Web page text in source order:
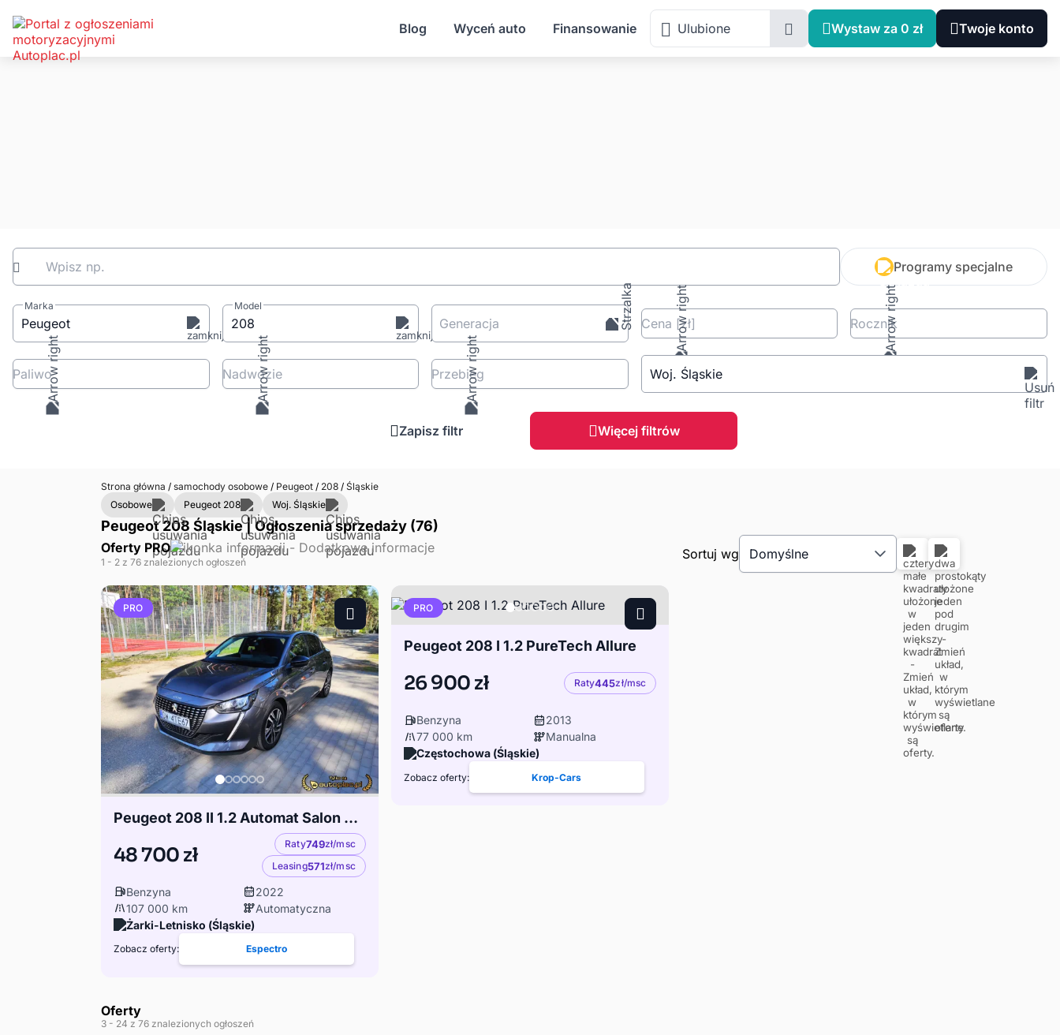
Blog Wyceń auto Finansowanie Ulubione Wystaw za 0 zł Twoje konto
Wpisz np. Programy specjalne
Marka
Peugeot
Model
208 Generacja Cena [zł] Rocznik
Paliwo Nadwozie Przebieg Woj. Śląskie
Zapisz filtr Więcej filtrów
Strona główna /samochody osobowe /Peugeot /208 /Śląskie
Osobowe
Peugeot 208 Woj. Śląskie
Peugeot 208 Śląskie | Ogłoszenia sprzedaży (76)
Oferty PRO
1 - 2 z 76 znalezionych ogłoszeń
Sortuj wg Domyślne
PRO
Peugeot 208 II 1.2 Automat Salon Polska
48 700 zł Raty749zł/msc
Leasing571zł/msc
Benzyna
2022
107 000 km
Automatyczna
Żarki-Letnisko (Śląskie)
Zobacz oferty: Espectro
PRO
Peugeot 208 I 1.2 PureTech Allure
26 900 zł Raty445zł/msc
Benzyna
2013
77 000 km
Manualna
Częstochowa (Śląskie)
Zobacz oferty: Krop-Cars
Oferty
3 - 24 z 76 znalezionych ogłoszeń